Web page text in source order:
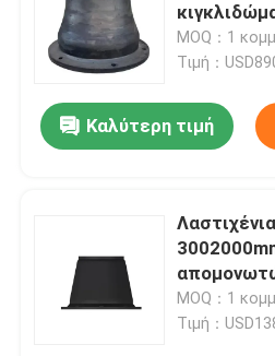
MOQ：1
Τιμή：
Καλύτερη τιμή
αποβαθρών
MOQ：1
Τιμή：